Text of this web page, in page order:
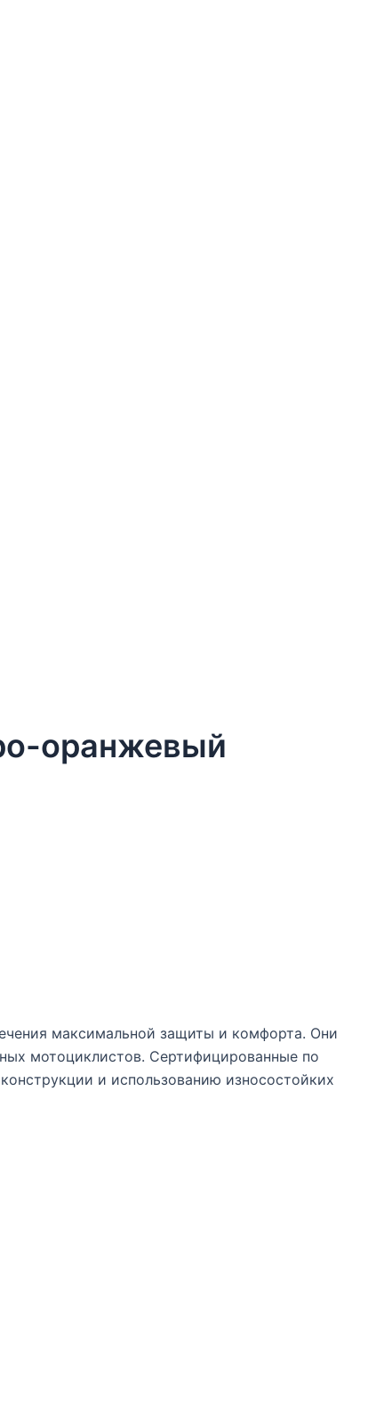
оранжевый
максимальной защиты и комфорта. Они
мотоциклистов. Сертифицированные по
и использованию износостойких